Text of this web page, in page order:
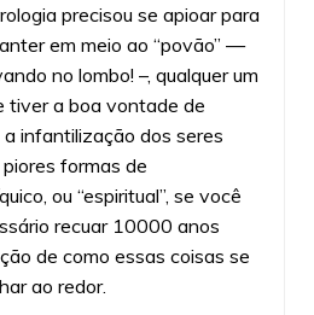
precisou se apioar para
em meio ao “povão” —
no lombo! –, qualquer um
tiver a boa vontade de
infantilização dos seres
formas de
ou “espiritual”, se você
recuar 10000 anos
de como essas coisas se
ao redor.